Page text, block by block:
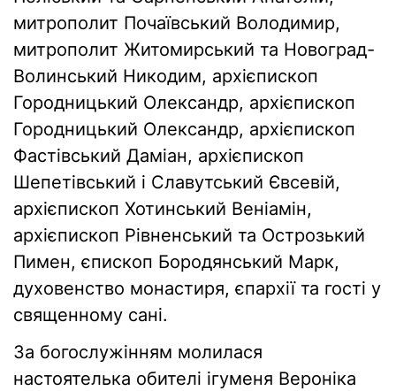
митрополит Почаївський Володимир,
митрополит Житомирський та Новоград-
Волинський Никодим, архієпископ
Городницький Олександр, архієпископ
Городницький Олександр, архієпископ
Фастівський Даміан, архієпископ
Шепетівський і Славутський Євсевій,
архієпископ Хотинський Веніамін,
архієпископ Рівненський та Острозький
Пимен, єпископ Бородянський Марк,
духовенство монастиря, єпархії та гості у
священному сані.
За богослужінням молилася
настоятелька обителі ігуменя Вероніка